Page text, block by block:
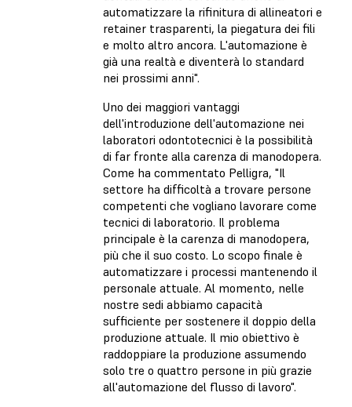
automatizzare la rifinitura di allineatori e
retainer trasparenti, la piegatura dei fili
e molto altro ancora. L'automazione è
già una realtà e diventerà lo standard
nei prossimi anni".
Uno dei maggiori vantaggi
dell'introduzione dell'automazione nei
laboratori odontotecnici è la possibilità
di far fronte alla carenza di manodopera.
Come ha commentato Pelligra, "Il
settore ha difficoltà a trovare persone
competenti che vogliano lavorare come
tecnici di laboratorio. Il problema
principale è la carenza di manodopera,
più che il suo costo. Lo scopo finale è
automatizzare i processi mantenendo il
personale attuale. Al momento, nelle
nostre sedi abbiamo capacità
sufficiente per sostenere il doppio della
produzione attuale. Il mio obiettivo è
raddoppiare la produzione assumendo
solo tre o quattro persone in più grazie
all'automazione del flusso di lavoro".